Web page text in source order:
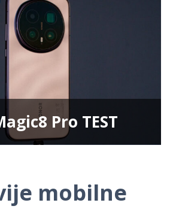
Pro TEST
mobilne